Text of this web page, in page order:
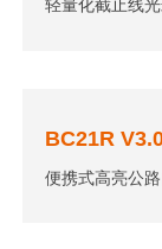
轻量化截止线
BC21R
便携式高亮公